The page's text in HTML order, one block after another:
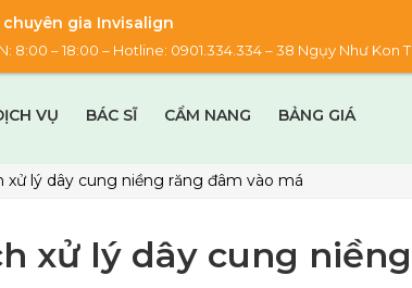
chuyên gia Invisalign
8:00 – 18:00 – Hotline: 0901.334.334 – 38 Ngụy Như Kon
VỤ BÁC SĨ CẨM NANG BẢNG GIÁ
xử lý dây cung niềng răng đâm vào má
xử lý dây cung